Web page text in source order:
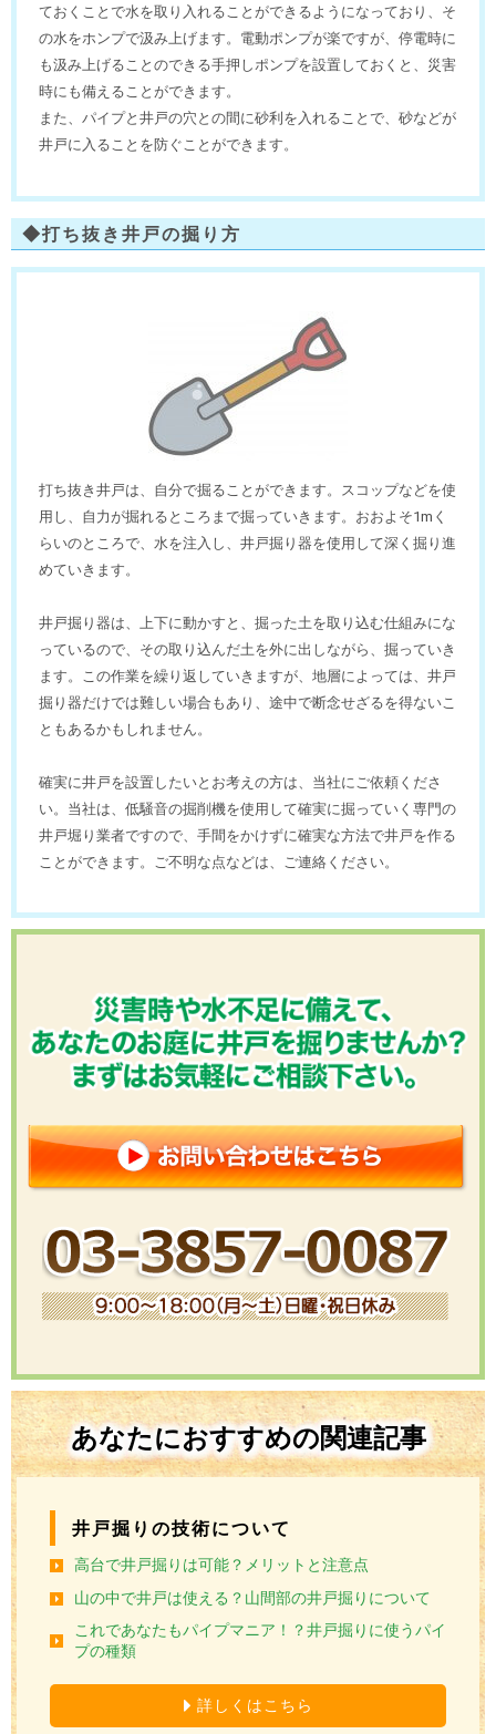
ておくことで水を取り入れることができるようになっており、そ
の水をホンプで汲み上げます。電動ポンプが楽ですが、停電時に
も汲み上げることのできる手押しポンプを設置しておくと、災害
時にも備えることができます。
また、パイプと井戸の穴との間に砂利を入れることで、砂などが
井戸に入ることを防ぐことができます。
◆打ち抜き井戸の掘り方
打ち抜き井戸は、自分で掘ることができます。スコップなどを使
用し、自力が掘れるところまで掘っていきます。おおよそ1mく
らいのところで、水を注入し、井戸掘り器を使用して深く掘り進
めていきます。
井戸掘り器は、上下に動かすと、掘った土を取り込む仕組みにな
っているので、その取り込んだ土を外に出しながら、掘っていき
ます。この作業を繰り返していきますが、地層によっては、井戸
掘り器だけでは難しい場合もあり、途中で断念せざるを得ないこ
ともあるかもしれません。
確実に井戸を設置したいとお考えの方は、当社にご依頼くださ
い。当社は、低騒音の掘削機を使用して確実に掘っていく専門の
井戸堀り業者ですので、手間をかけずに確実な方法で井戸を作る
ことができます。ご不明な点などは、ご連絡ください。
あなたにおすすめの関連記事
井戸掘りの技術について
高台で井戸掘りは可能？メリットと注意点
山の中で井戸は使える？山間部の井戸掘りについて
これであなたもパイプマニア！？井戸掘りに使うパイ
プの種類
詳しくはこちら